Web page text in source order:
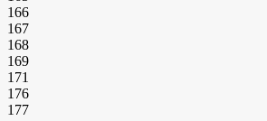
166
167
168
169
171
176
177